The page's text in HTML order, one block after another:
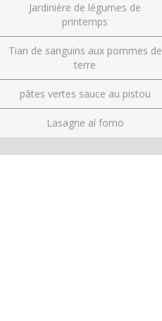
Jardinière de légumes de
printemps
Tian de sanguins aux pommes de
terre
pâtes vertes sauce au pistou
Lasagne al forno